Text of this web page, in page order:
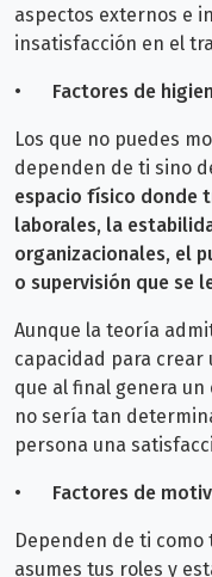
aspectos externos e
insatisfacción en el
• Factores de
Los que no puedes
dependen de ti sino
espacio físico donde
laborales, la
organizacionales, el
o supervisión que se
Aunque la teoría
capacidad para crear
que al final genera
no sería tan
persona una
• Factores de
Dependen de ti
asumes tus roles y